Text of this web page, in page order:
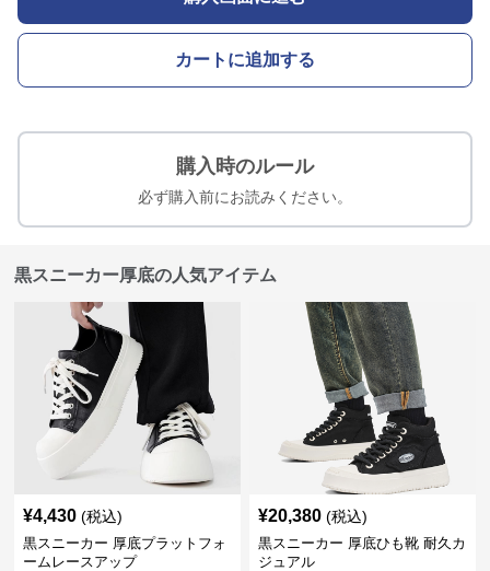
カートに追加する
購入時のルール
必ず購入前にお読みください。
黒スニーカー厚底の人気アイテム
¥4,430 (税込)
黒スニーカー 厚底プラットフォ
ームレースアップ
¥20,380 (税込)
黒スニーカー 厚底ひも靴 耐久カ
ジュアル